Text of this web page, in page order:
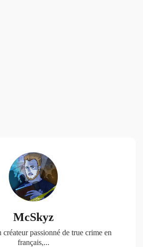
McSkyz
passionné de true crime en
français,...